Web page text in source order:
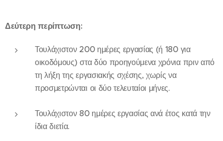
Δεύτερη περίπτωση:
Τουλάχιστον 200 ημέρες εργασίας (ή 180 για
οικοδόμους) στα δύο προηγούμενα χρόνια πριν από
τη λήξη της εργασιακής σχέσης, χωρίς να
προσμετρώνται οι δύο τελευταίοι μήνες.
Τουλάχιστον 80 ημέρες εργασίας ανά έτος κατά την
ίδια διετία.